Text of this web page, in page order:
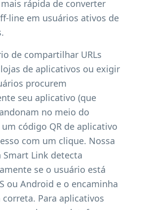
rápida de converter
line em usuários ativos de
de compartilhar URLs
de aplicativos ou exigir
procurem
seu aplicativo (que
no meio do
um código QR de aplicativo
com um clique. Nossa
Link detecta
se o usuário está
ou Android e o encaminha
correta. Para aplicativos